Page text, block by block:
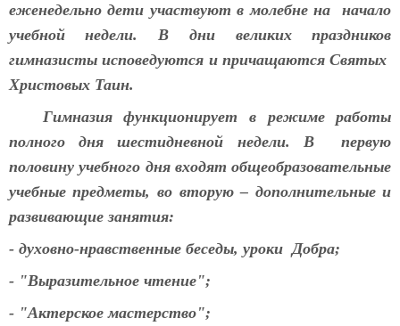
еженедельно дети участвуют в молебне на начало
учебной недели. В дни великих праздников
гимназисты исповедуются и причащаются Святых
Христовых Таин.
Гимназия функционирует в режиме работы
полного дня шестидневной недели. В первую
половину учебного дня входят общеобразовательные
учебные предметы, во вторую – дополнительные и
развивающие занятия:
- духовно-нравственные беседы, уроки Добра;
- "Выразительное чтение";
- "Актерское мастерство";